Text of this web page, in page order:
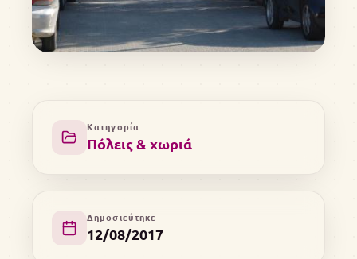
Κατηγορία
Πόλεις & χωριά
Δημοσιεύτηκε
12/08/2017